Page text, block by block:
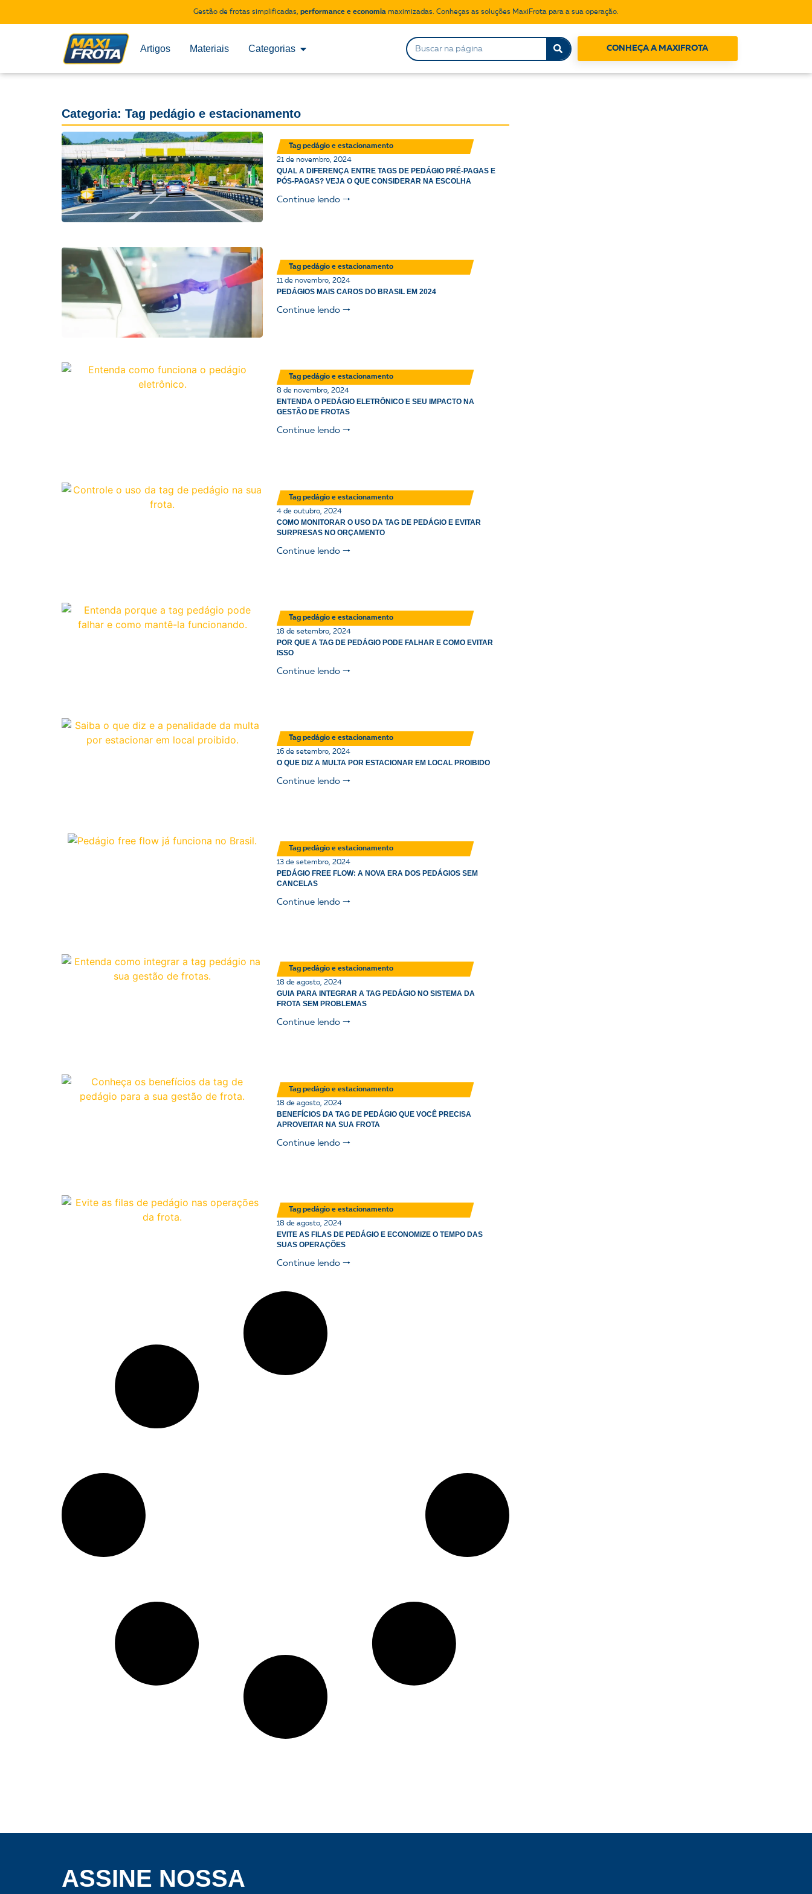
Gestão de frotas simplificadas, performance e economia maximizadas. Conheças as soluções MaxiFrota para a sua operação.
Artigos Materiais Categorias CONHEÇA A MAXIFROTA
Categoria: Tag pedágio e estacionamento
Tag pedágio e estacionamento
21 de novembro, 2024
QUAL A DIFERENÇA ENTRE TAGS DE PEDÁGIO PRÉ-PAGAS E
PÓS-PAGAS? VEJA O QUE CONSIDERAR NA ESCOLHA
Continue lendo 🠒
Tag pedágio e estacionamento
11 de novembro, 2024
PEDÁGIOS MAIS CAROS DO BRASIL EM 2024
Continue lendo 🠒
Tag pedágio e estacionamento
8 de novembro, 2024
ENTENDA O PEDÁGIO ELETRÔNICO E SEU IMPACTO NA
GESTÃO DE FROTAS
Continue lendo 🠒
Tag pedágio e estacionamento
4 de outubro, 2024
COMO MONITORAR O USO DA TAG DE PEDÁGIO E EVITAR
SURPRESAS NO ORÇAMENTO
Continue lendo 🠒
Tag pedágio e estacionamento
18 de setembro, 2024
POR QUE A TAG DE PEDÁGIO PODE FALHAR E COMO EVITAR
ISSO
Continue lendo 🠒
Tag pedágio e estacionamento
16 de setembro, 2024
O QUE DIZ A MULTA POR ESTACIONAR EM LOCAL PROIBIDO
Continue lendo 🠒
Tag pedágio e estacionamento
13 de setembro, 2024
PEDÁGIO FREE FLOW: A NOVA ERA DOS PEDÁGIOS SEM
CANCELAS
Continue lendo 🠒
Tag pedágio e estacionamento
18 de agosto, 2024
GUIA PARA INTEGRAR A TAG PEDÁGIO NO SISTEMA DA
FROTA SEM PROBLEMAS
Continue lendo 🠒
Tag pedágio e estacionamento
18 de agosto, 2024
BENEFÍCIOS DA TAG DE PEDÁGIO QUE VOCÊ PRECISA
APROVEITAR NA SUA FROTA
Continue lendo 🠒
Tag pedágio e estacionamento
18 de agosto, 2024
EVITE AS FILAS DE PEDÁGIO E ECONOMIZE O TEMPO DAS
SUAS OPERAÇÕES
Continue lendo 🠒
ASSINE NOSSA